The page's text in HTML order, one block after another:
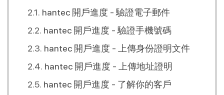
hantec 開戶進度 - 驗證電子郵件
hantec 開戶進度 - 驗證手機號碼
hantec 開戶進度 - 上傳身份證明文件
hantec 開戶進度 - 上傳地址證明
hantec 開戶進度 - 了解你的客戶